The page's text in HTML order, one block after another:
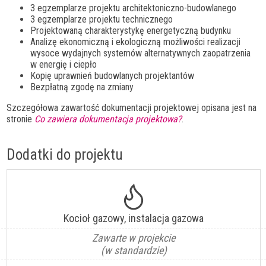
3 egzemplarze projektu architektoniczno-budowlanego
3 egzemplarze projektu technicznego
Projektowaną charakterystykę energetyczną budynku
Analizę ekonomiczną i ekologiczną możliwości realizacji
wysoce wydajnych systemów alternatywnych zaopatrzenia
w energię i ciepło
Kopię uprawnień budowlanych projektantów
Bezpłatną zgodę na zmiany
Szczegółowa zawartość dokumentacji projektowej opisana jest na
stronie Co zawiera dokumentacja projektowa?.
Dodatki do projektu
Kocioł gazowy, instalacja gazowa
Zawarte w projekcie
(w standardzie)